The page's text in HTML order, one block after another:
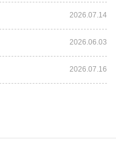
2026.07.14
2026.06.03
2026.07.16